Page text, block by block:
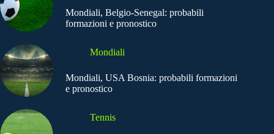
Mondiali, Belgio-Senegal: probabili
formazioni e pronostico
Mondiali
Mondiali, USA Bosnia: probabili formazioni
e pronostico
Tennis